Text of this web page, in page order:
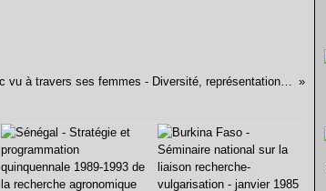
Un autre Maroc vu à travers ses femmes - Diversité, représentations, changement économique et social ...